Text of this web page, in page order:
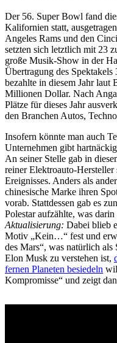
Der 56. Super Bowl fand
Kalifornien statt,
Angeles Rams und den
setzten sich letztlich mit 23
große Musik-Show in der
Übertragung des
bezahlte in diesem Jahr laut
Millionen Dollar. Nach
Plätze für dieses Jahr
den Branchen Autos,
Insofern könnte man auch
Unternehmen gibt
An seiner Stelle gab in
reiner Elektroauto-
Ereignisses. Anders als
chinesische Marke ihren
vorab. Stattdessen gab es
Polestar aufzählte, was
Aktualisierung: Dabei blieb
Motiv „Kein…“ fest und
des Mars“, was natürlich
Elon Musk zu verstehen ist,
fernen Planeten besiedeln
Kompromisse“ und zeigt